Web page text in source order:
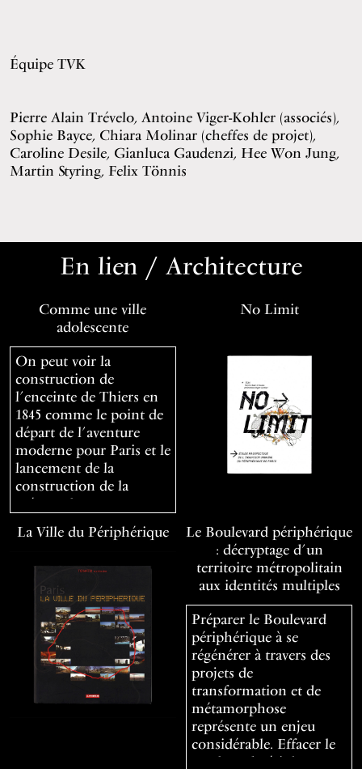
Équipe TVK
Pierre Alain Trévelo, Antoine Viger-Kohler (associés),
Sophie Bayce, Chiara Molinar (cheffes de projet),
Caroline Desile, Gianluca Gaudenzi, Hee Won Jung,
Martin Styring, Felix Tönnis
En lien / Architecture
Comme une ville
adolescente
On peut voir la
construction de
l’enceinte de Thiers en
1845 comme le point de
départ de l’aventure
moderne pour Paris et le
lancement de la
construction de la
métropole …
No Limit
La Ville du Périphérique
Le Boulevard périphérique
: décryptage d’un
territoire métropolitain
aux identités multiples
Préparer le Boulevard
périphérique à se
régénérer à travers des
projets de
transformation et de
métamorphose
représente un enjeu
considérable. Effacer le
Boulevard périph…